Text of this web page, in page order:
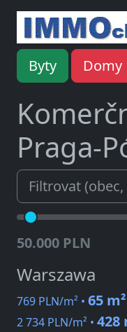
Byty Domy
Praga-
50.000 PLN
Warszawa
769 PLN/m² • 65 m²
2 734 PLN/m² • 428